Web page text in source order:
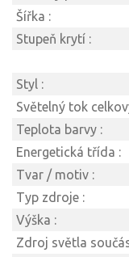
Šířka :
Stupeň krytí :
Styl :
Světelný tok
Teplota barvy :
Energetická třída :
Tvar / motiv :
Typ zdroje :
Výška :
Zdroj světla